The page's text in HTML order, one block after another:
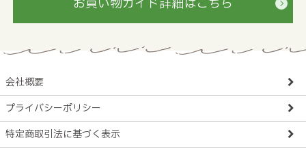
会社概要
プライバシーポリシー
特定商取引法に基づく表示